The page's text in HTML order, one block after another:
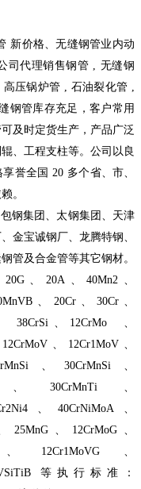
新价格、无缝钢管业内动
司代理销售钢管
无缝钢
高压锅炉管 石油裂化管
钢管库存充足，客户常用
及时定货生产，产品广泛
、工程支柱等。公司以良
誉全国 20 多个省、市、
。
钢集团、太钢集团、天津
金宝诚钢厂、龙腾特钢、
管及合金管等其它钢材。
20G 20A 40Mn2
20Cr 30Cr
38CrSi 12CrMo
12CrMoV 12Cr1MoV
30CrMnSi
30CrMnTi
40CrNiMoA
25MnG 12CrMoG
12Cr1MoVG
等执行标准：